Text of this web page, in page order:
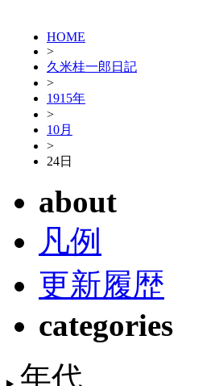
HOME
>
久米桂一郎日記
>
1915年
>
10月
>
24日
about
凡例
更新履歴
categories
年代